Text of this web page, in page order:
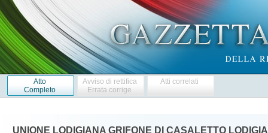
Atto
Completo
Avviso di rettifica
Errata corrige
Atti correlati
UNIONE LODIGIANA GRIFONE DI CASALETTO